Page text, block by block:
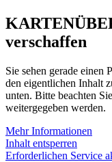
verschaffen
Sie sehen gerade einen
den eigentlichen Inhalt
unten. Bitte beachten
weitergegeben werden.
Mehr Informationen
Inhalt entsperren
Erforderlichen Service